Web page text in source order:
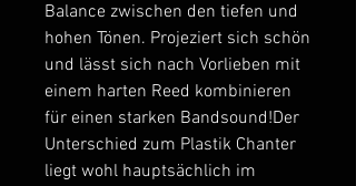
Balance zwischen den tiefen und
hohen Tönen. Projeziert sich schön
und lässt sich nach Vorlieben mit
einem harten Reed kombinieren
für einen starken Bandsound!Der
Unterschied zum Plastik Chanter
liegt wohl hauptsächlich im